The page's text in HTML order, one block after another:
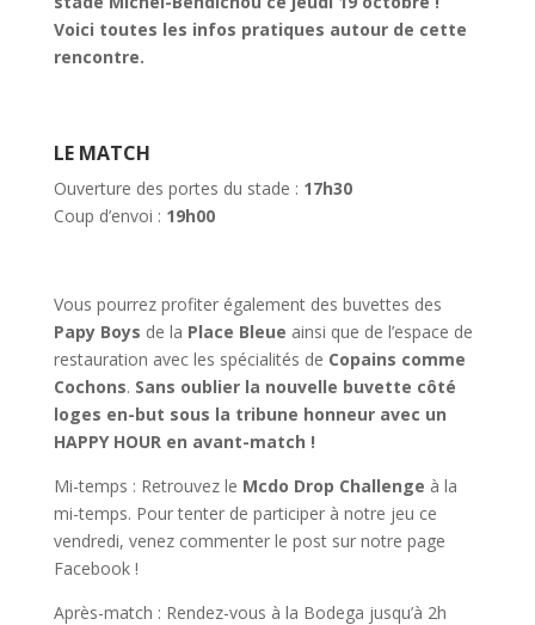
Voici toutes les infos pratiques autour de cette
rencontre.
LE MATCH
Ouverture des portes du stade : 17h30
Coup d’envoi : 19h00
Vous pourrez profiter également des buvettes des
Papy Boys de la Place Bleue ainsi que de l’espace de
restauration avec les spécialités de Copains comme
Cochons. Sans oublier la nouvelle buvette côté
loges en-but sous la tribune honneur avec un
HAPPY HOUR en avant-match !
Mi-temps : Retrouvez le Mcdo Drop Challenge à la
mi-temps. Pour tenter de participer à notre jeu ce
vendredi, venez commenter le post sur notre page
Facebook !
Après-match : Rendez-vous à la Bodega jusqu’à 2h